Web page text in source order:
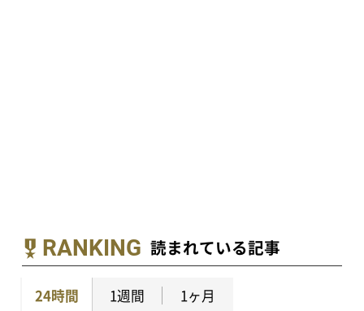
RANKING 読まれている記事
24時間 1週間 1ヶ月